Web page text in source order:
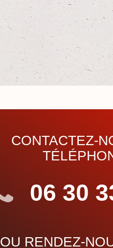
CONTACTEZ-
06 30
OU RENDEZ-